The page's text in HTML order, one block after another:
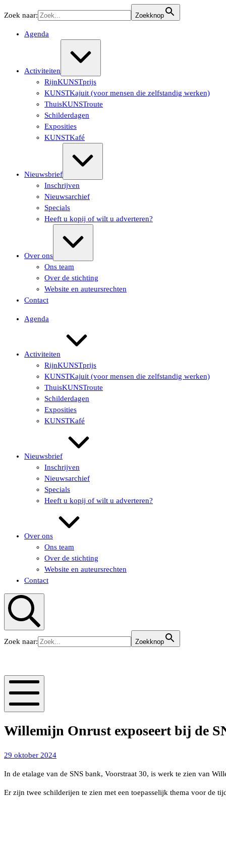
naar
Zoek naar: Zoekknop
Agenda
Activiteiten
RijnKUNSTprijs
KUNSTKajuit (voor mensen die zelfstandig werken)
ThuisKUNSTroute
Schilderdagen
Exposities
KUNSTKafé
Nieuwsbrief
Inschrijven
Nieuwsarchief
Specials
Heeft u kopij of wilt u adverteren?
Over ons
Ons team
Over de stichting
Website en auteursrechten
Contact
Agenda
Activiteiten
RijnKUNSTprijs
KUNSTKajuit (voor mensen die zelfstandig werken)
ThuisKUNSTroute
Schilderdagen
Exposities
KUNSTKafé
Nieuwsbrief
Inschrijven
Nieuwsarchief
Specials
Heeft u kopij of wilt u adverteren?
Over ons
Ons team
Over de stichting
Website en auteursrechten
Contact
Zoeken
Zoek naar: Zoekknop
Mobiel
Willemijn Onrust exposeert bij de
29 oktober 202428
2024
In de etalage van de SNS bank, Voorstraat 30, is werk te zien van
Er zijn twee schilderijen te zien met een toepasselijk thema voor de